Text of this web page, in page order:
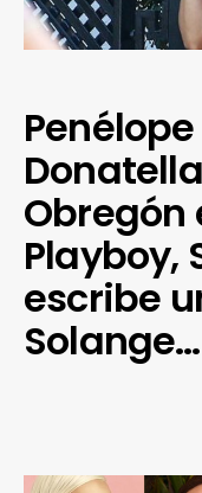
Obregón
Playboy,
escribe